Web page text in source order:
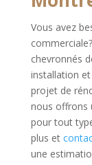
Vous avez
chevronnés
installation
projet de
nous offrons
pour tout
plus et
une